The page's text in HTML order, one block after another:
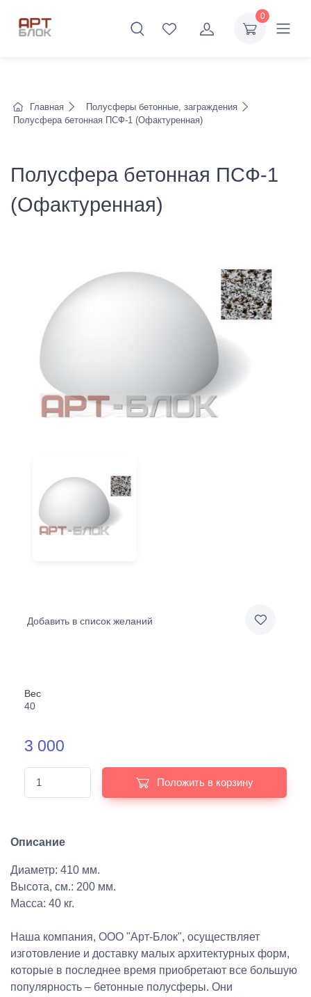
0
Главная
Полусферы бетонные, заграждения
Полусфера бетонная ПСФ-1 (Офактуренная)
Полусфера бетонная ПСФ-1
(Офактуренная)
Добавить в список желаний
Вес
40
3 000
Положить в корзину
Описание
Диаметр: 410 мм.
Высота, см.: 200 мм.
Масса: 40 кг.
Наша компания, ООО "Арт-Блок", осуществляет
изготовление и доставку малых архитектурных форм,
которые в последнее время приобретают все большую
популярность – бетонные полусферы. Они